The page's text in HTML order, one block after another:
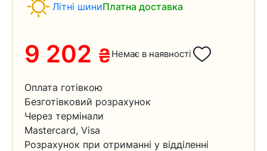
Літні шиниПлатна доставка
9 202 ₴Немає в наявності
Оплата готівкою
Безготівковий розрахунок
Через термінали
Mastercard, Visa
Розрахунок при отриманні у відділенні